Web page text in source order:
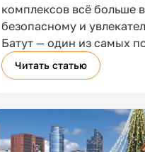
комплексов всё больше
безопасному и
Батут — один из самых
детской площадки. Но
возникает
зависит от возраста
эксплуатации и ваших
подробно.
Читать статью